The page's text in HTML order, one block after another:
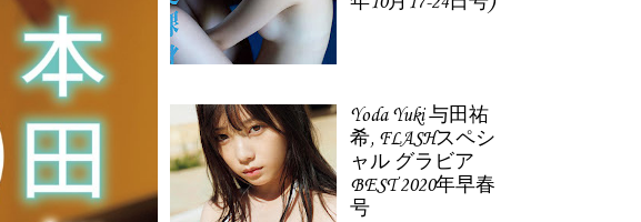
Yoda Yuki 与田祐
希, FLASHスペシ
ャル グラビア
BEST 2020年早春
号